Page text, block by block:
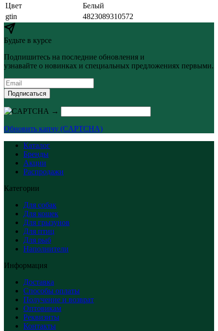
Цвет
Белый
gtin
4823089310572
Будьте в курсе
Подпишитесь на последние обновления и
узнавайте о новинках и специальных предложениях первыми.
Подписаться
→
Обновить капчу (CAPTCHA)
Каталог
Бренды
Акции
Распродажи
Категории
Для собак
Для кошек
Для грызунов
Для птиц
Для рыб
Наполнители
Информация
Доставка
Способы оплаты
Получение и возврат
Оптовикам
Реквизиты
Контакты